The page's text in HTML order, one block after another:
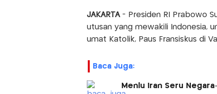
JAKARTA- Presiden RI Prabowo
utusan yang mewakili Indonesia,
umat Katolik, Paus Fransiskus di
Baca Juga:
Menlu Iran Seru